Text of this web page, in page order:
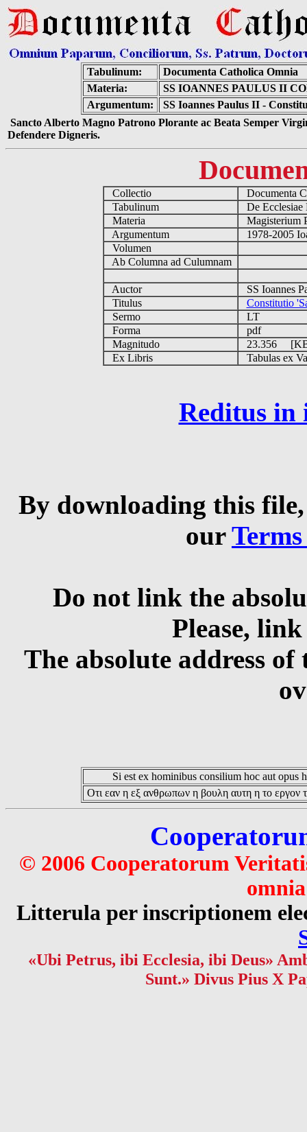
Tabulinum:
Documenta Catholica Omnia
Materia:
SS IOANNES PAULUS II
Argumentum:
SS Ioannes Paulus II -
Sancto Alberto Magno Patrono Plorante ac Beata Semper
Defendere Digneris.
Collectio
Documenta
Tabulinum
De
Materia
Magisterium
Argumentum
1978-2005
Volumen
Ab Columna ad Culumnam
Auctor
SS Ioannes
Titulus
Constitutio
Sermo
LT
Forma
pdf
Magnitudo
23.356
Ex Libris
Tabulas ex
Reditus in
By downloading this
our
Do not link the
Please,
The absolute address
Si est ex hominibus consilium hoc aut opus
Οτι εαν η εξ ανθρωπων η βουλη αυτη η το εργον
© 2006 Cooperatorum
Litterula per inscriptionem
«Ubi Petrus, ibi Ecclesia, ibi Deus»
Sunt.» Divus Pius X